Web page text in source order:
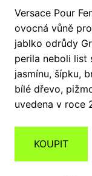
Versace Pour
ovocná vůně
jablko odrůdy
perila neboli list
jasmínu, šípku,
bílé dřevo,
uvedena v roce
KOUPIT